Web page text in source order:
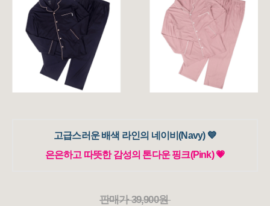
고급스러운 배색 라인의 네이비(Navy) 💙
은은하고 따뜻한 감성의 톤다운 핑크(Pink) 💗
판매가 39,900원